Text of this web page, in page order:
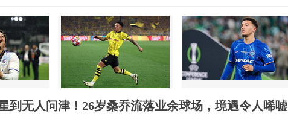
到无人问津！26岁桑乔流落业余球场，境遇令人唏嘘